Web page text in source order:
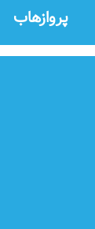
پروازهاب